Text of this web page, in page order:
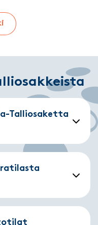
Talliosaketta